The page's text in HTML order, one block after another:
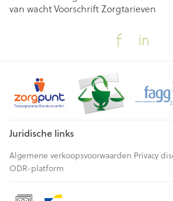
van wachtVoorschriftZorgtarieven
Juridische links
Algemene verkoopsvoorwaarden Privacy
ODR-platform